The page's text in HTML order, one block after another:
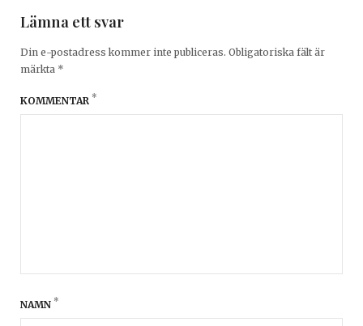
Lämna ett svar
Din e-postadress kommer inte publiceras. Obligatoriska fält är
märkta *
KOMMENTAR *
NAMN *